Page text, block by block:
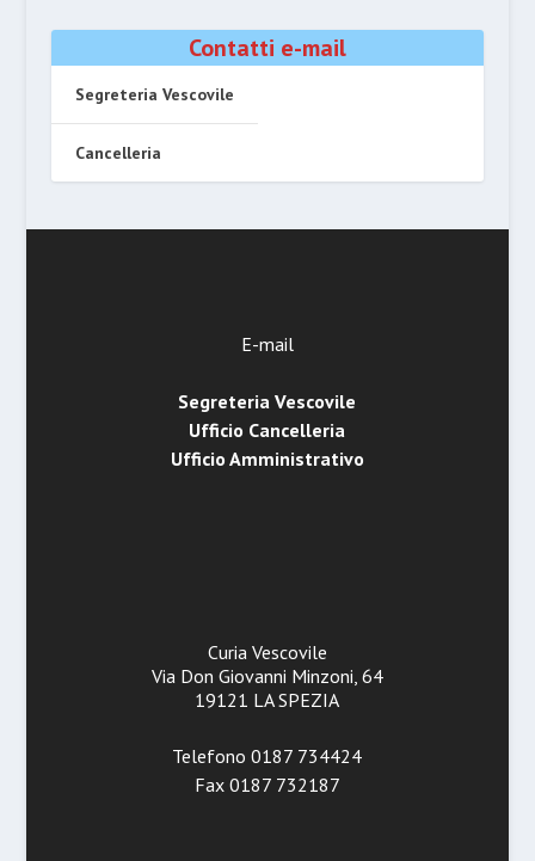
Contatti e-mail
Segreteria Vescovile
Cancelleria
E-mail
Segreteria Vescovile
Ufficio Cancelleria
Ufficio Amministrativo
Curia Vescovile
Via Don Giovanni Minzoni, 64
19121 LA SPEZIA
Telefono 0187 734424
Fax 0187 732187